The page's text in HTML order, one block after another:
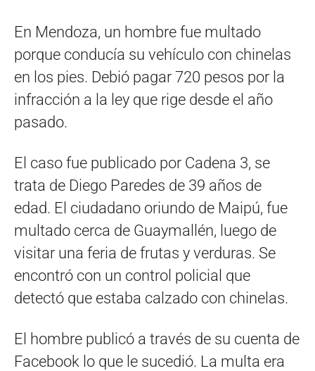
En Mendoza, un hombre fue multado
porque conducía su vehículo con chinelas
en los pies. Debió pagar 720 pesos por la
infracción a la ley que rige desde el año
pasado.
El caso fue publicado por Cadena 3, se
trata de Diego Paredes de 39 años de
edad. El ciudadano oriundo de Maipú, fue
multado cerca de Guaymallén, luego de
visitar una feria de frutas y verduras. Se
encontró con un control policial que
detectó que estaba calzado con chinelas.
El hombre publicó a través de su cuenta de
Facebook lo que le sucedió. La multa era